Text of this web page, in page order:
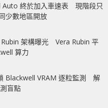
Auto 終於加入車速表 現階段只
少數地區開放
架構曝光 Vera Rubin 平
算力
Blackwell VRAM 逐粒監測 解
盲點